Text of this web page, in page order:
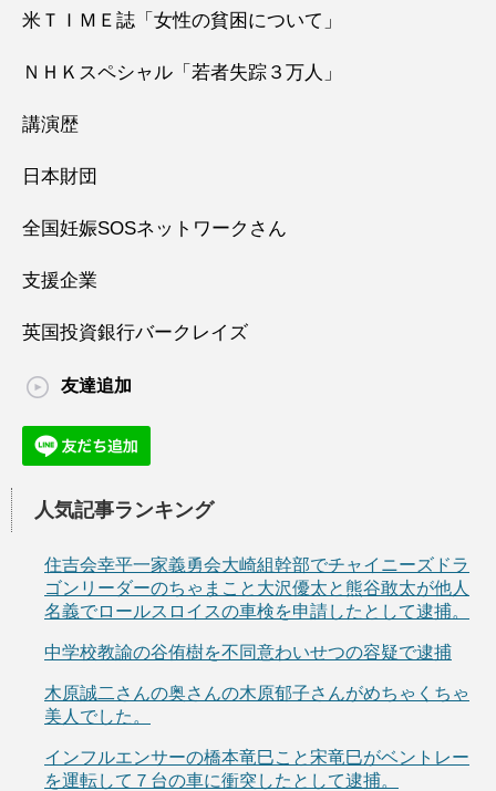
米ＴＩＭＥ誌「女性の貧困について」
ＮＨＫスペシャル「若者失踪３万人」
講演歴
日本財団
全国妊娠SOSネットワークさん
支援企業
英国投資銀行バークレイズ
友達追加
人気記事ランキング
住吉会幸平一家義勇会大崎組幹部でチャイニーズドラ
ゴンリーダーのちゃまこと大沢優太と熊谷敢太が他人
名義でロールスロイスの車検を申請したとして逮捕。
中学校教諭の谷侑樹を不同意わいせつの容疑で逮捕
木原誠二さんの奥さんの木原郁子さんがめちゃくちゃ
美人でした。
インフルエンサーの橋本竜巳こと宋竜巳がベントレー
を運転して７台の車に衝突したとして逮捕。